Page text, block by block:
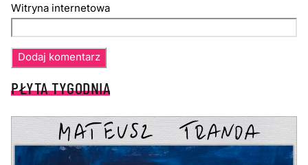
Witryna internetowa
PŁYTA TYGODNIA